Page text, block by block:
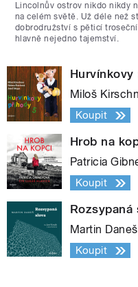
Lincolnův ostrov nikdo nikdy
na celém světě. Už déle než
dobrodružství s pěticí
hlavně nejedno tajemství.
Hurvínkovy
Miloš
Koupit
Hrob na
Patricia
Koupit
Rozsypaná
Martin Daneš
Koupit